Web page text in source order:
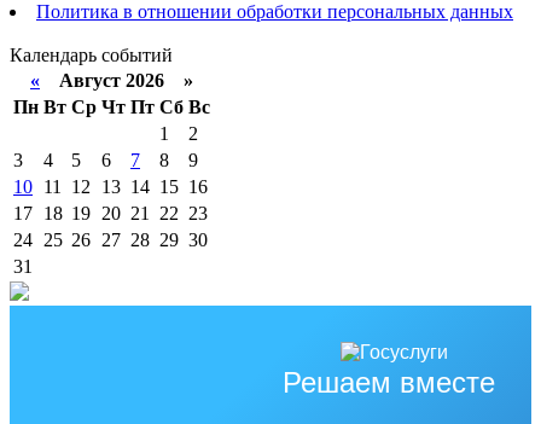
Политика в отношении обработки персональных данных
Календарь событий
« Август 2026 »
Пн Вт Ср Чт Пт Сб Вс
1
2
3
4 5 6 7 8
9
10 11 12 13 14 15 16
17 18 19 20 21 22 23
24 25 26 27 28 29 30
31
Решаем вместе